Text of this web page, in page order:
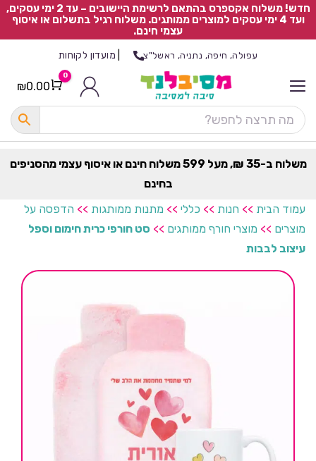
חדש! משלוח אקספרס בהתאם לרשימת היישובים – עד 2 ימי עסקים,
ועד 4 ימי עסקים למוצרים ממותגים. משלוח רגיל בתשלום או איסוף
עצמי חינם.
עפולה, חיפה, נתניה, ראשל"צ מועדון לקוחות
Cart
0
₪0.00
משלוח ב-35 ₪, מעל 599 משלוח חינם או איסוף עצמי מהסניפים
בחינם
עמוד הבית >> חנות >> כללי >> מתנות ממותגות >> הדפסה על
מוצרים >> מוצרי חורף ממותגים >> סט חורפי כרית חימום וספל
עיצוב לבבות